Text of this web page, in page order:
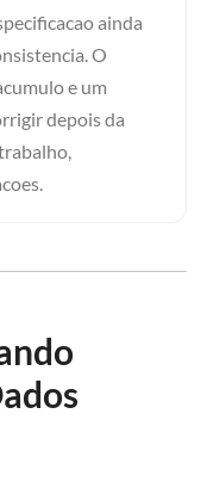
ainda
O
e um
depois da